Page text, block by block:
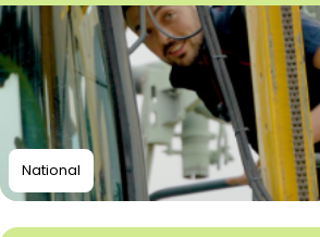
National